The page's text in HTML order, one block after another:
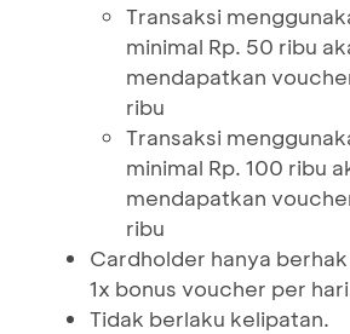
Transaksi
minimal Rp. 50 ribu
mendapatkan
ribu
Transaksi
minimal Rp. 100 ribu
mendapatkan
ribu
Cardholder hanya
1x bonus voucher per
Tidak berlaku kelipatan.